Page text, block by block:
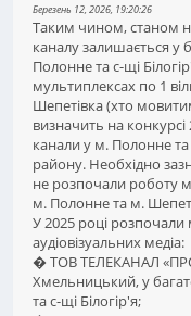
Березень 12, 2026, 19:20:26
Таким чином, станом
каналу залишається у
Полонне та с-щі
мультиплексах по 1
Шепетівка (хто
визначить на конкурсі
канали у м. Полонне та
району. Необхідно
не розпочали роботу
м. Полонне та м.
У 2025 році розпочали
аудіовізуальних медіа:
� ТОВ ТЕЛЕКАНАЛ
Хмельницький, у
та с-щі Білогір'я;